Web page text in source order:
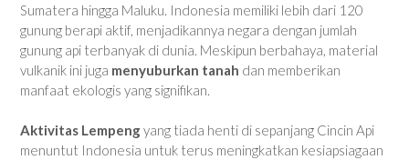
Sumatera hingga Maluku. Indonesia memiliki lebih dari 120
gunung berapi aktif, menjadikannya negara dengan jumlah
gunung api terbanyak di dunia. Meskipun berbahaya, material
vulkanik ini juga menyuburkan tanah dan memberikan
manfaat ekologis yang signifikan.
Aktivitas Lempengyang tiada henti di sepanjang Cincin Api
menuntut Indonesia untuk terus meningkatkan kesiapsiagaan